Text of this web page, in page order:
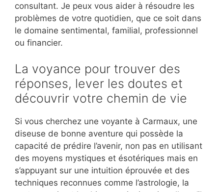
consultant. Je peux vous aider à résoudre les
problèmes de votre quotidien, que ce soit dans
le domaine sentimental, familial, professionnel
ou financier.
La voyance pour trouver des
réponses, lever les doutes et
découvrir votre chemin de vie
Si vous cherchez une voyante à Carmaux, une
diseuse de bonne aventure qui possède la
capacité de prédire l’avenir, non pas en utilisant
des moyens mystiques et ésotériques mais en
s’appuyant sur une intuition éprouvée et des
techniques reconnues comme l’astrologie, la